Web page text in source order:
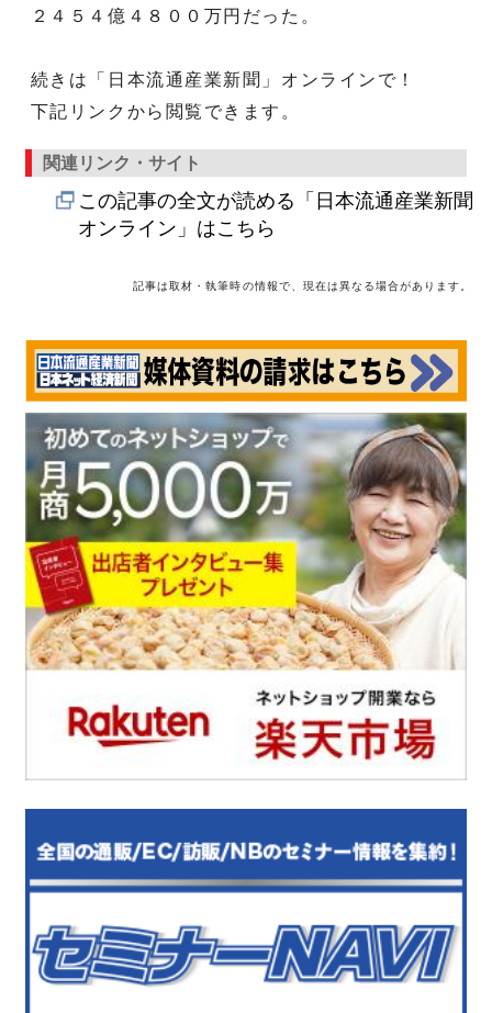
２４５４億４８００万円だった。
続きは「日本流通産業新聞」オンラインで！
下記リンクから閲覧できます。
関連リンク・サイト
この記事の全文が読める「日本流通産業新聞
オンライン」はこちら
記事は取材・執筆時の情報で、現在は異なる場合があります。